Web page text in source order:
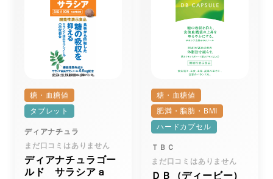
糖・血糖値
タブレット
ディアナチュラ
まだ口コミはありません
ディアナチュラゴー
ルド サラシアａ
糖・血糖値
肥満・脂肪・BMI
ハードカプセル
ＴＢＣ
まだ口コミはありません
ＤＢ（ディービー）